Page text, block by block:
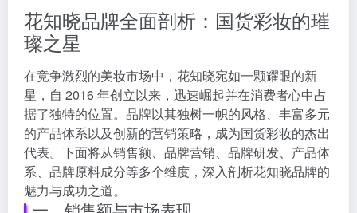
花知晓品牌全面剖析：国货彩妆的璀
璨之星
在竞争激烈的美妆市场中，花知晓宛如一颗耀眼的新
星，自 2016 年创立以来，迅速崛起并在消费者心中占
据了独特的位置。品牌以其独树一帜的风格、丰富多元
的产品体系以及创新的营销策略，成为国货彩妆的杰出
代表。下面将从销售额、品牌营销、品牌研发、产品体
系、品牌原料成分等多个维度，深入剖析花知晓品牌的
魅力与成功之道。